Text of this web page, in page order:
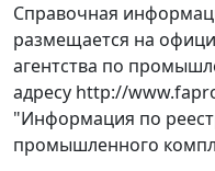
Справочная
размещается на
агентства по
адресу http://
"Информация по
промышленного